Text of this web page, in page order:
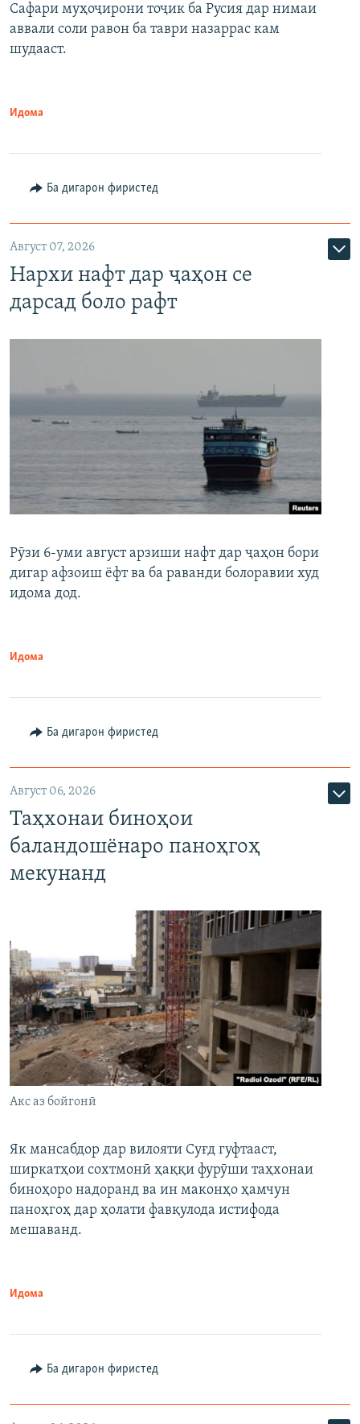
Сафари муҳоҷирони тоҷик ба Русия дар нимаи
аввали соли равон ба таври назаррас кам
шудааст.
Идома
Ба дигарон фиристед
Август 07, 2026
Нархи нафт дар ҷаҳон се
дарсад боло рафт
Рӯзи 6-уми август арзиши нафт дар ҷаҳон бори
дигар афзоиш ёфт ва ба раванди болоравии худ
идома дод.
Идома
Ба дигарон фиристед
Август 06, 2026
Таҳхонаи биноҳои
баландошёнаро паноҳгоҳ
мекунанд
Акс аз бойгонӣ
Як мансабдор дар вилояти Суғд гуфтааст,
ширкатҳои сохтмонӣ ҳаққи фурӯши таҳхонаи
биноҳоро надоранд ва ин маконҳо ҳамчун
паноҳгоҳ дар ҳолати фавқулода истифода
мешаванд.
Идома
Ба дигарон фиристед